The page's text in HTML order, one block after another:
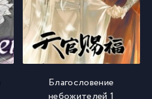
Благословение
небожителей 1